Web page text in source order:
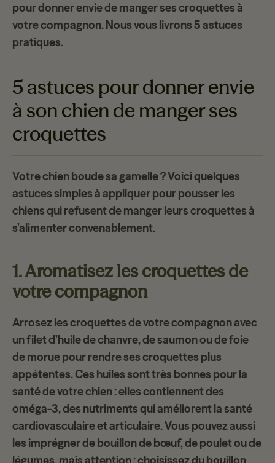
pour donner envie demanger ses croquettesà
votre compagnon. Nous vous livrons 5 astuces
pratiques.
5 astuces pour donner envie
à son chien de manger ses
croquettes
Votre chien boude sa gamelle ? Voici quelques
astuces simples à appliquer pour pousser les
chiens qui refusent demanger leurs croquettesà
s’alimenter convenablement.
1. Aromatisez les croquettes de
votre compagnon
Arrosez les croquettes de votre compagnon avec
unfilet d’huile de chanvre, de saumon ou de foie
de morue pour rendre ses croquettes plus
appétentes. Ces huiles sont très bonnes pour la
santé de votre chien : elles contiennent des
oméga-3, des nutriments qui améliorent la santé
cardiovasculaire et articulaire. Vous pouvez aussi
les imprégner de bouillon de bœuf, de poulet ou de